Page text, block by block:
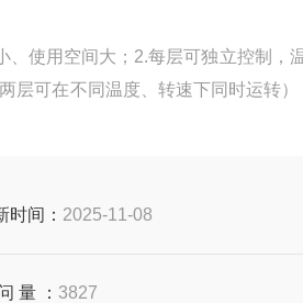
、使用空间大；2.每层可独立控制，
层可在不同温度、转速下同时运转）
时间： 2025-11-08
量 ：3827